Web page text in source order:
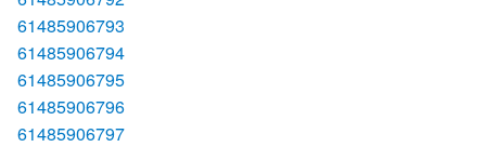
61485906793
61485906794
61485906795
61485906796
61485906797